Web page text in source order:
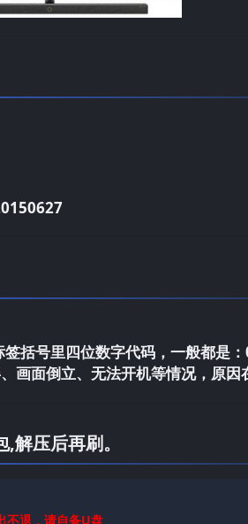
括号里四位数字代码，一般都是：
画面倒立、无法开机等情况，原因
解压后再刷。
不退，请自备U盘